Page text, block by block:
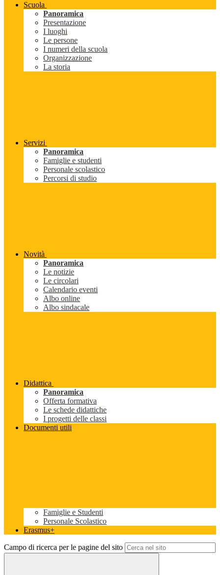
Scuola
Panoramica
Presentazione
I luoghi
Le persone
I numeri della scuola
Organizzazione
La storia
Servizi
Panoramica
Famiglie e studenti
Personale scolastico
Percorsi di studio
Novità
Panoramica
Le notizie
Le circolari
Calendario eventi
Albo online
Albo sindacale
Didattica
Panoramica
Offerta formativa
Le schede didattiche
I progetti delle classi
Documenti utili
Famiglie e Studenti
Personale Scolastico
Erasmus+
Campo di ricerca per le pagine del sito